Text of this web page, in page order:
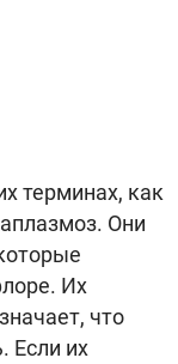
терминах, как
Они
Их
что
Если их